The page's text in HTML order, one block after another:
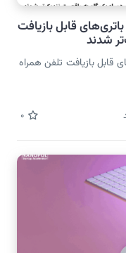
قابل بازیافت
شدند
قابل بازیافت تلفن همراه
0